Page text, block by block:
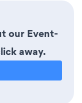
our Event-
away.